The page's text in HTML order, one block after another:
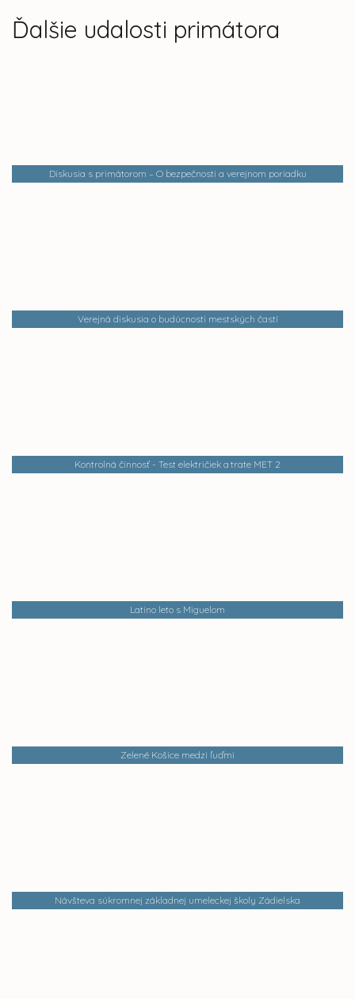
Ďalšie udalosti primátora
Diskusia s primátorom – O bezpečnosti a verejnom poriadku
Verejná diskusia o budúcnosti mestských častí
Kontrolná činnosť - Test električiek a trate MET 2
Latino leto s Miguelom
Zelené Košice medzi ľuďmi
Návšteva súkromnej základnej umeleckej školy Zádielska